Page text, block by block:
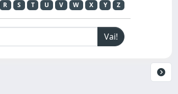
R S T U V W X Y Z